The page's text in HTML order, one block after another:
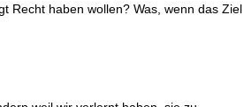
Recht haben wollen? Was, wenn das Ziel